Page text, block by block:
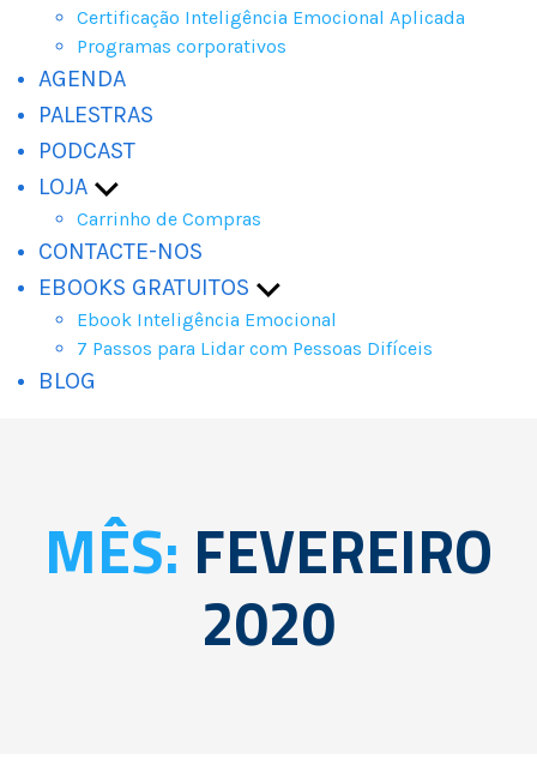
submenu
Certificação Inteligência Emocional Aplicada
Programas corporativos
AGENDA
PALESTRAS
PODCAST
LOJA Mostrar
submenu
Carrinho de Compras
CONTACTE-NOS
EBOOKS GRATUITOS Mostrar
submenu
Ebook Inteligência Emocional
7 Passos para Lidar com Pessoas Difíceis
BLOG
MÊS: FEVEREIRO
2020